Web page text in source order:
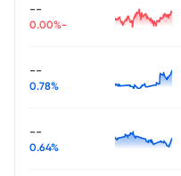
--
-0.00%
--
0.78%
--
0.64%